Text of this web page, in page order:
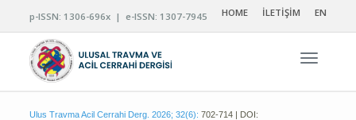
p-ISSN: 1306-696x | e-ISSN: 1307-7945 HOME İLETİŞİM EN
Ulus Travma Acil Cerrahi Derg. 2026; 32(6): 702-714 | DOI: